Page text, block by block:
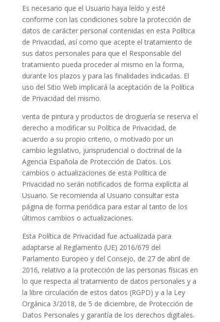
Es necesario que el Usuario haya leído y esté
conforme con las condiciones sobre la protección de
datos de carácter personal contenidas en esta Política
de Privacidad, así como que acepte el tratamiento de
sus datos personales para que el Responsable del
tratamiento pueda proceder al mismo en la forma,
durante los plazos y para las finalidades indicadas. El
uso del Sitio Web implicará la aceptación de la Política
de Privacidad del mismo.
venta de pintura y productos de droguería se reserva el
derecho a modificar su Política de Privacidad, de
acuerdo a su propio criterio, o motivado por un
cambio legislativo, jurisprudencial o doctrinal de la
Agencia Española de Protección de Datos. Los
cambios o actualizaciones de esta Política de
Privacidad no serán notificados de forma explícita al
Usuario. Se recomienda al Usuario consultar esta
página de forma periódica para estar al tanto de los
últimos cambios o actualizaciones.
Esta Política de Privacidad fue actualizada para
adaptarse al Reglamento (UE) 2016/679 del
Parlamento Europeo y del Consejo, de 27 de abril de
2016, relativo a la protección de las personas físicas en
lo que respecta al tratamiento de datos personales y a
la libre circulación de estos datos (RGPD) y a la Ley
Orgánica 3/2018, de 5 de diciembre, de Protección de
Datos Personales y garantía de los derechos digitales.